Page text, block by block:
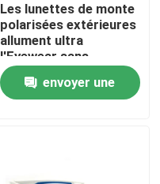
Les lunettes de monte
polarisées extérieures
allument ultra
l'Eyewear sans
frontière
envoyer une